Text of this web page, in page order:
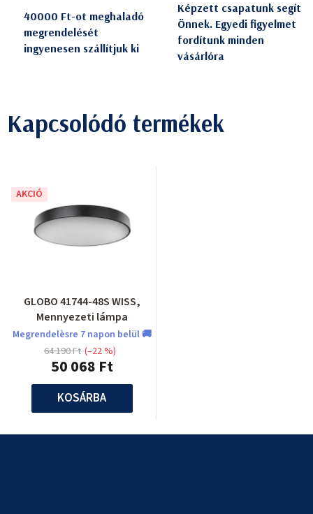
40000 Ft-ot meghaladó
megrendelését
ingyenesen szállítjuk ki
Képzett csapatunk segít
Önnek. Egyedi figyelmet
fordítunk minden
vásárlóra
Kapcsolódó termékek
AKCIÓ
GLOBO 41744-48S WISS,
Mennyezeti lámpa
Megrendelèsre 7 napon belül 🚚
50 068 Ft
64 190 Ft (–22 %)
KOSÁRBA